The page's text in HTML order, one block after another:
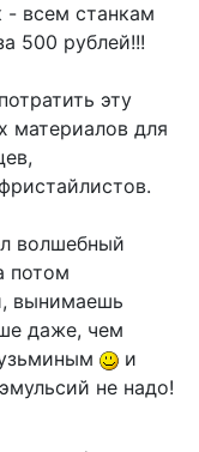
- всем станкам
500 рублей!!!
эту
материалов для
волшебный
потом
вынимаешь
даже, чем
и
не надо!